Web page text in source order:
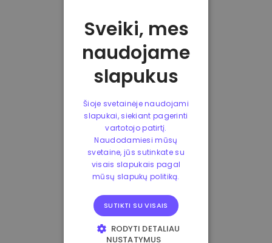
Sveiki, mes
naudojame
slapukus
Šioje svetainėje naudojami
slapukai, siekiant pagerinti
vartotojo patirtį.
Naudodamiesi mūsų
svetaine, jūs sutinkate su
visais slapukais pagal
mūsų slapukų politiką.
SUTIKTI SU VISAIS
RODYTI DETALIAU
NUSTATYMUS